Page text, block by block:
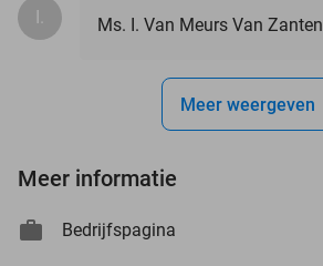
I. Ms. I. Van Meurs Van Zanten
Meer weergeven
Meer informatie
Bedrijfspagina